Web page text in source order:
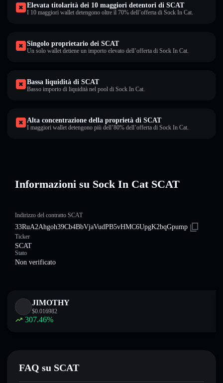
Elevata titolarità dei 10 maggiori detentori di SCAT
I 10 maggiori wallet detengono oltre il 70% dell’offerta di Sock In Cat.
Singolo proprietario dei SCAT
Un solo wallet detiene un importo elevato dell’offerta di Sock In Cat.
Bassa liquidità di SCAT
Basso importo di liquidità nel pool di Sock In Cat.
Alta concentrazione della proprietà di SCAT
I maggiori wallet detengono più dell’80% dell’offerta di Sock In Cat.
Informazioni su Sock In Cat SCAT
Indirizzo del contratto SCAT
33RuA2Ahgoh39Cb4BbVjaVudPB5vHMC6UpgK2bqGpump
Ticker
SCAT
Stato
Non verificato
JIMOTHY
$0.016982
307.46%
FAQ su SCAT